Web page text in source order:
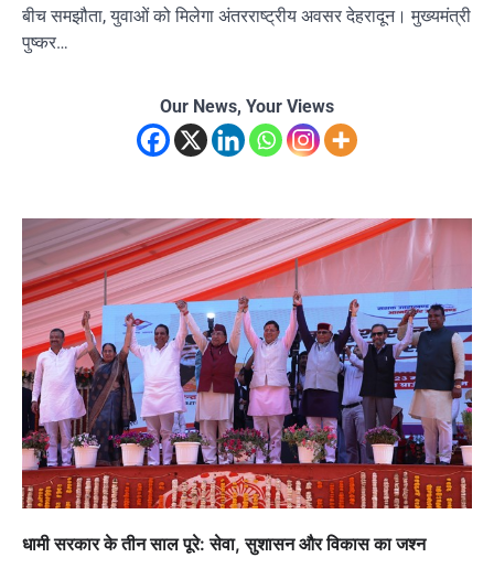
बीच समझौता, युवाओं को मिलेगा अंतरराष्ट्रीय अवसर देहरादून। मुख्यमंत्री
पुष्कर…
Our News, Your Views
धामी सरकार के तीन साल पूरे: सेवा, सुशासन और विकास का जश्न